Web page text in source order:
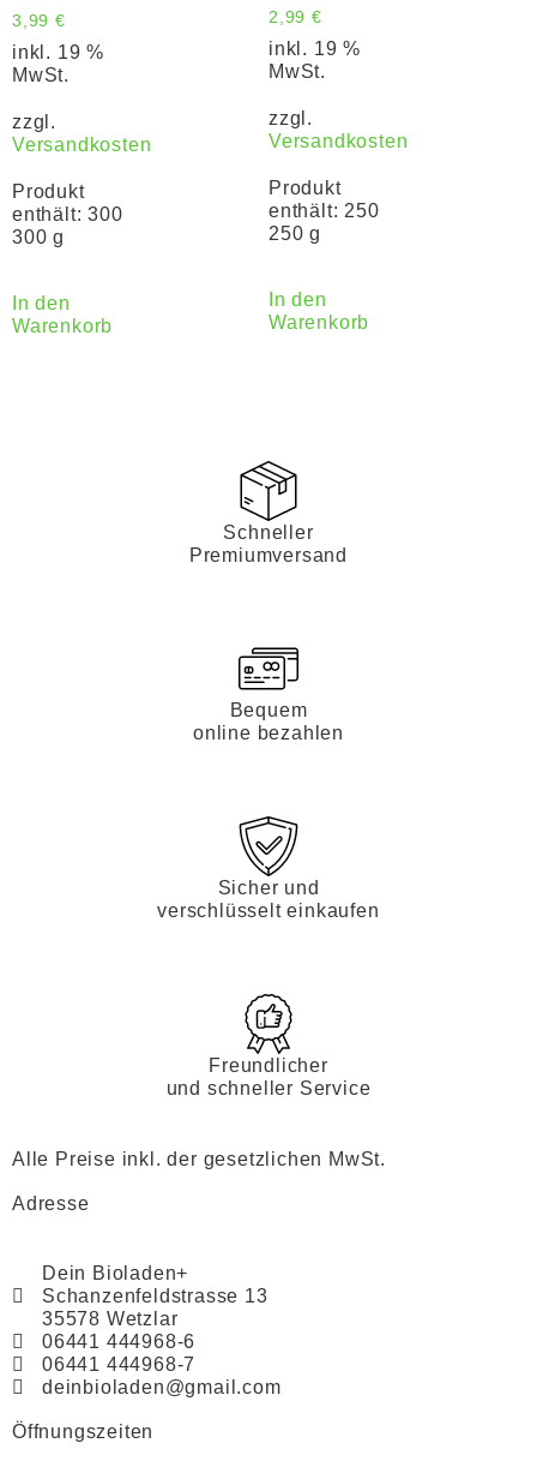
3,99 €
inkl. 19 %
MwSt.
zzgl.
Versandkosten
Produkt
enthält: 300
300 g
In den
Warenkorb
2,99 €
inkl. 19 %
MwSt.
zzgl.
Versandkosten
Produkt
enthält: 250
250 g
In den
Warenkorb
Schneller
Premiumversand
Bequem
online bezahlen
Sicher und
verschlüsselt einkaufen
Freundlicher
und schneller Service
Alle Preise inkl. der gesetzlichen MwSt.
Adresse
Dein Bioladen+
Schanzenfeldstrasse 13
35578 Wetzlar
06441 444968-6
06441 444968-7
deinbioladen@gmail.com
Öffnungszeiten